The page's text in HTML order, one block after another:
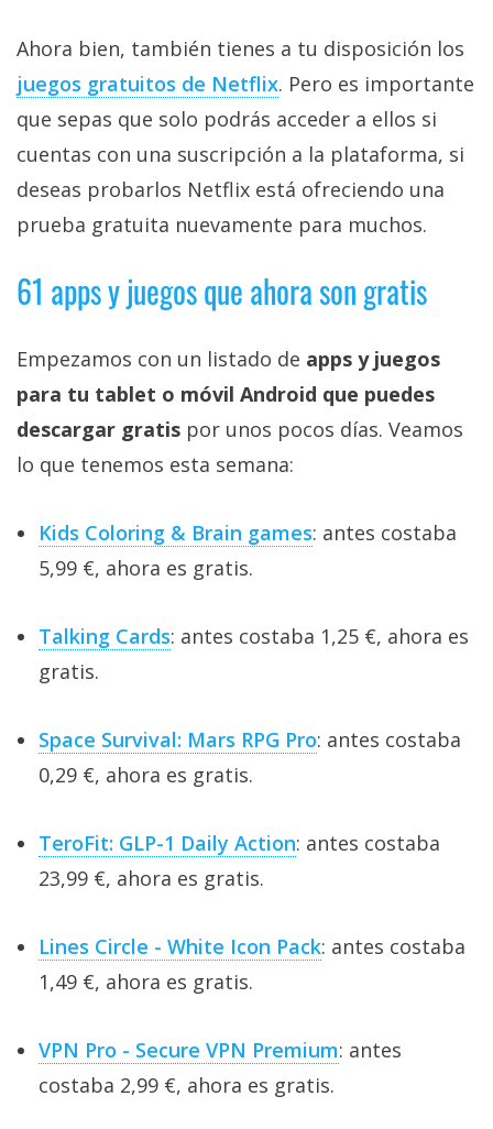
Ahora bien, también tienes a tu disposición los
juegos gratuitos de Netflix‎. Pero es importante
que sepas que solo podrás acceder a ellos si
cuentas con una suscripción a la plataforma, si
deseas probarlos Netflix está ofreciendo una
prueba gratuita nuevamente para muchos.
61 apps y juegos que ahora son gratis
Empezamos con un listado de apps y juegos
para tu tablet o móvil Android que puedes
descargar gratis por unos pocos días. Veamos
lo que tenemos esta semana:
Kids Coloring & Brain games: antes costaba
5,99 €, ahora es gratis.
Talking Cards: antes costaba 1,25 €, ahora es
gratis.
Space Survival: Mars RPG Pro: antes costaba
0,29 €, ahora es gratis.
TeroFit: GLP-1 Daily Action: antes costaba
23,99 €, ahora es gratis.
Lines Circle - White Icon Pack: antes costaba
1,49 €, ahora es gratis.
VPN Pro - Secure VPN Premium: antes
costaba 2,99 €, ahora es gratis.